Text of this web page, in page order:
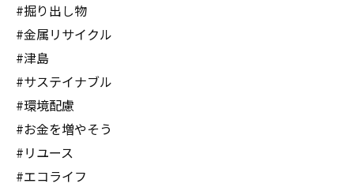
#掘り出し物
#金属リサイクル
#津島
#サステイナブル
#環境配慮
#お金を増やそう
#リユース
#エコライフ